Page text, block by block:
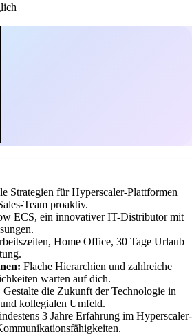
Strategien für Hyperscaler-Plattformen
Team proaktiv.
ECS, ein innovativer IT-Distributor mit
Home Office, 30 Tage Urlaub
Flache Hierarchien und zahlreiche
warten auf dich.
Gestalte die Zukunft der Technologie in
kollegialen Umfeld.
3 Jahre Erfahrung im Hyperscaler-